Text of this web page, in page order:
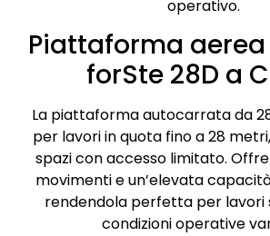
operativo.
Piattaforma aerea
forSte 28D a
La piattaforma autocarrata da
per lavori in quota fino a 28
spazi con accesso limitato.
movimenti e un’elevata
rendendola perfetta per lavori
condizioni operative